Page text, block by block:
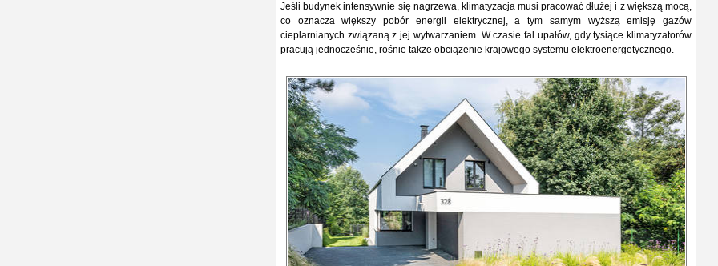
Jeśli budynek intensywnie się nagrzewa, klimatyzacja musi pracować dłużej i z większą mocą,
co oznacza większy pobór energii elektrycznej, a tym samym wyższą emisję gazów
cieplarnianych związaną z jej wytwarzaniem. W czasie fal upałów, gdy tysiące klimatyzatorów
pracują jednocześnie, rośnie także obciążenie krajowego systemu elektroenergetycznego.